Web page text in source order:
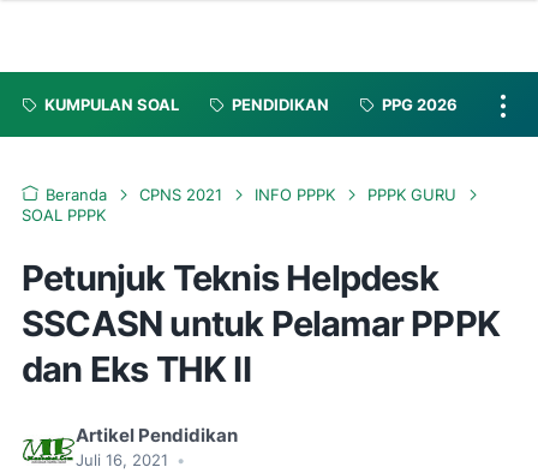
KUMPULAN SOAL PENDIDIKAN PPG 2026
Beranda CPNS 2021 INFO PPPK
PPPK GURU
SOAL PPPK
Petunjuk Teknis Helpdesk
SSCASN untuk Pelamar PPPK
dan Eks THK II
Artikel Pendidikan
Juli 16, 2021
•